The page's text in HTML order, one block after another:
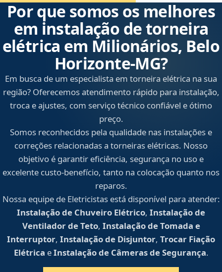
Por que somos os melhores
em instalação de torneira
elétrica em Milionários, Belo
Horizonte‑MG?
Em busca de um especialista em torneira elétrica na sua
região? Oferecemos atendimento rápido para instalação,
troca e ajustes, com serviço técnico confiável e ótimo
preço.
Somos reconhecidos pela qualidade nas instalações e
correções relacionadas a torneiras elétricas. Nosso
objetivo é garantir eficiência, segurança no uso e
excelente custo-benefício, tanto na colocação quanto nos
reparos.
Nossa equipe de Eletricistas está disponível para atender:
Instalação de Chuveiro Elétrico, Instalação de
Ventilador de Teto, Instalação de Tomada e
Interruptor, Instalação de Disjuntor, Trocar Fiação
Elétrica eInstalação de Câmeras de Segurança.